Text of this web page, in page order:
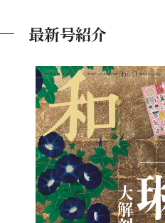
最新号紹介